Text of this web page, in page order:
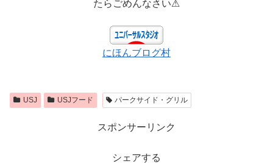
たらごめんなさい⚠
にほんブログ村
USJ USJフード パークサイド・グリル
スポンサーリンク
シェアする